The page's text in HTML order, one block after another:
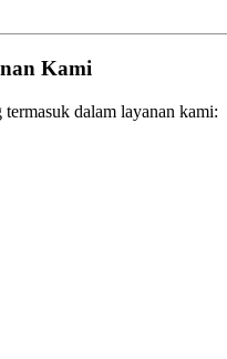
Kami
dalam layanan kami: